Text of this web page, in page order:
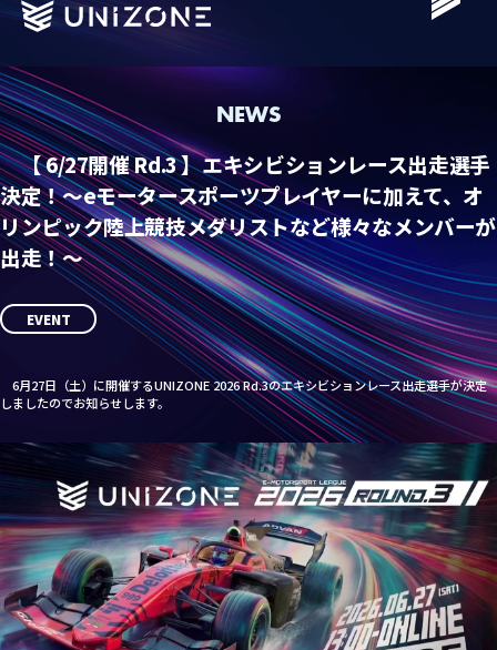
Schedule
Standings
NEWS
【 6/27開催 Rd.3 】エキシビションレース出走選手
決定！〜eモータースポーツプレイヤーに加えて、オ
リンピック陸上競技メダリストなど様々なメンバーが
出走！〜
EVENT
6月27日（土）に開催するUNIZONE 2026 Rd.3のエキシビションレース出走選手が決定
しましたのでお知らせします。